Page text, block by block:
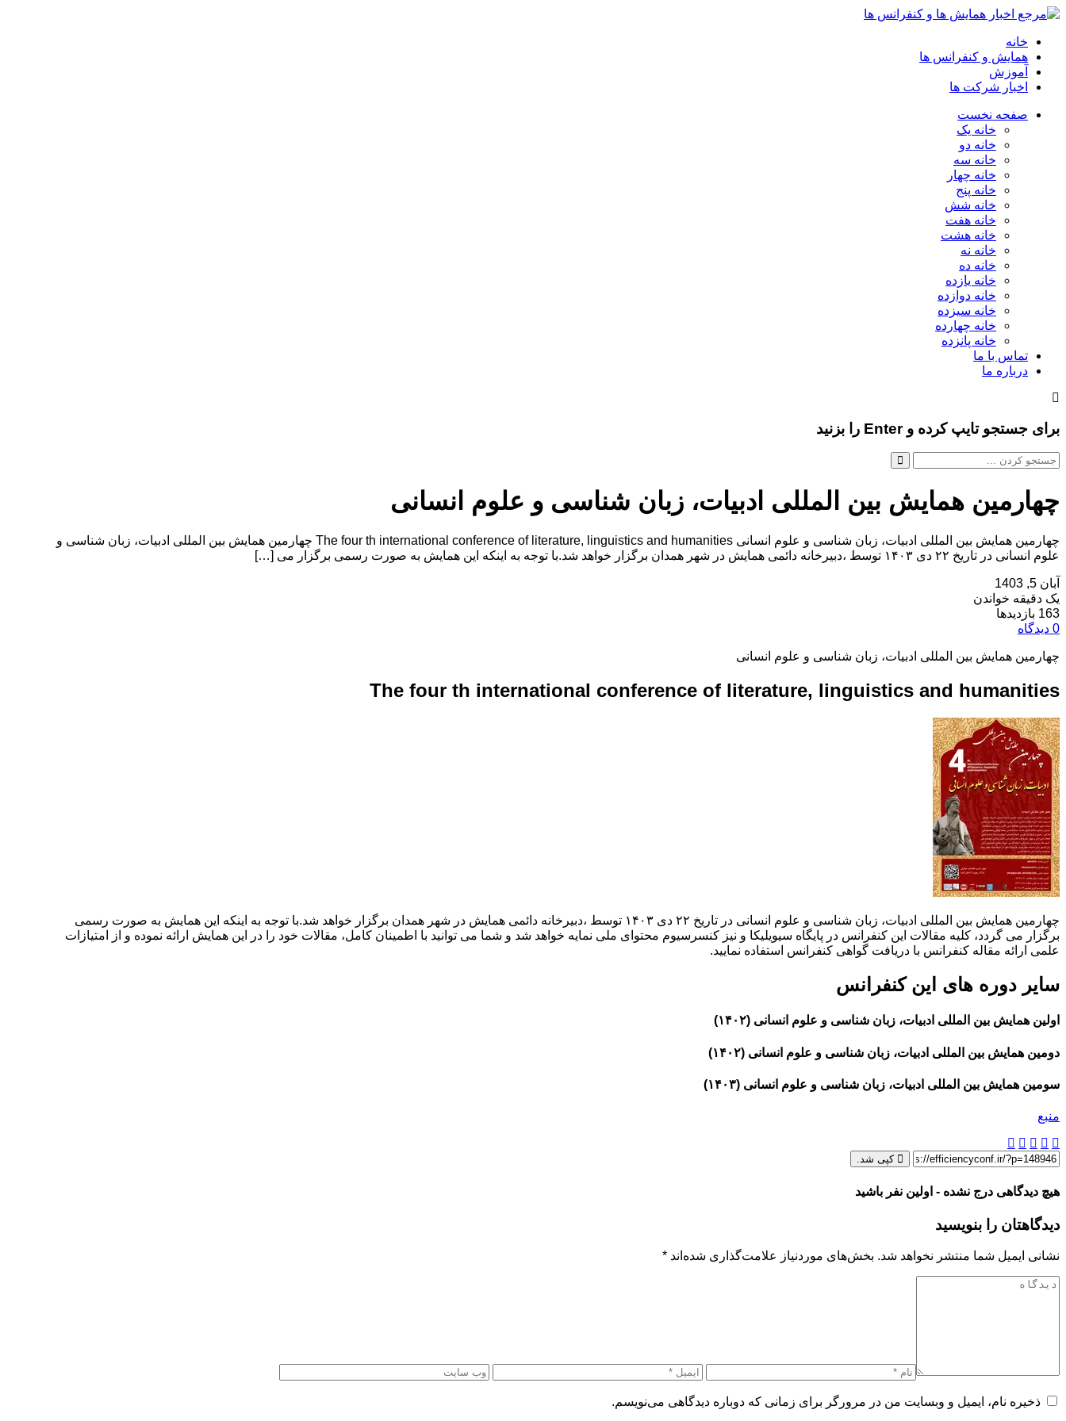
خانه
همایش و کنفرانس ها
آموزش
اخبار شرکت ها
صفحه نخست
خانه یک
خانه دو
خانه سه
خانه چهار
خانه پنج
خانه شش
خانه هفت
خانه هشت
خانه نه
خانه ده
خانه یازده
خانه دوازده
خانه سیزده
خانه چهارده
خانه پانزده
تماس با ما
درباره ما
برای جستجو تایپ کرده و Enter را بزنید
چهارمین همایش بین المللی ادبیات، زبان شناسی و علوم انسانی
چهارمین همایش بین المللی ادبیات، زبان شناسی و علوم انسانی The four th international conference of literature, linguistics and humanities چهارمین همایش بین المللی ادبیات، زبان شناسی و
علوم انسانی در تاریخ ۲۲ دی ۱۴۰۳ توسط ،دبیرخانه دائمی همایش در شهر همدان برگزار خواهد شد.با توجه به اینکه این همایش به صورت رسمی برگزار می […]
آبان 5, 1403
یک دقیقه خواندن
163 بازدیدها
0 دیدگاه
چهارمین همایش بین المللی ادبیات، زبان شناسی و علوم انسانی
The four th international conference of literature, linguistics and humanities
چهارمین همایش بین المللی ادبیات، زبان شناسی و علوم انسانی در تاریخ ۲۲ دی ۱۴۰۳ توسط ،دبیرخانه دائمی همایش در شهر همدان برگزار خواهد شد.با توجه به اینکه این همایش به صورت رسمی
برگزار می گردد، کلیه مقالات این کنفرانس در پایگاه سیویلیکا و نیز کنسرسیوم محتوای ملی نمایه خواهد شد و شما می توانید با اطمینان کامل، مقالات خود را در این همایش ارائه نموده و از امتیازات
علمی ارائه مقاله کنفرانس با دریافت گواهی کنفرانس استفاده نمایید.
سایر دوره های این کنفرانس
اولین همایش بین المللی ادبیات، زبان شناسی و علوم انسانی (۱۴۰۲)
دومین همایش بین المللی ادبیات، زبان شناسی و علوم انسانی (۱۴۰۲)
سومین همایش بین المللی ادبیات، زبان شناسی و علوم انسانی (۱۴۰۳)
منبع
کپی شد.
هیچ دیدگاهی درج نشده - اولین نفر باشید
دیدگاهتان را بنویسید
نشانی ایمیل شما منتشر نخواهد شد. بخش‌های موردنیاز علامت‌گذاری شده‌اند *
ذخیره نام، ایمیل و وبسایت من در مرورگر برای زمانی که دوباره دیدگاهی می‌نویسم.